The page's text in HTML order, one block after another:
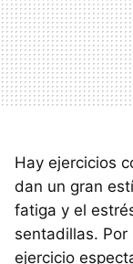
Hay ejercicios
dan un gran
fatiga y el
sentadillas.
ejercicio